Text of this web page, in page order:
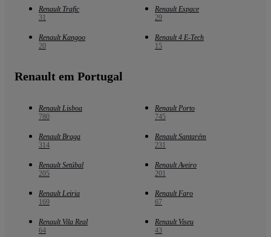
Renault Trafic
31
Renault Espace
29
Renault Kangoo
20
Renault 4 E-Tech
15
Renault em Portugal
Renault Lisboa
780
Renault Porto
745
Renault Braga
314
Renault Santarém
231
Renault Setúbal
205
Renault Aveiro
201
Renault Leiria
169
Renault Faro
67
Renault Vila Real
64
Renault Viseu
43